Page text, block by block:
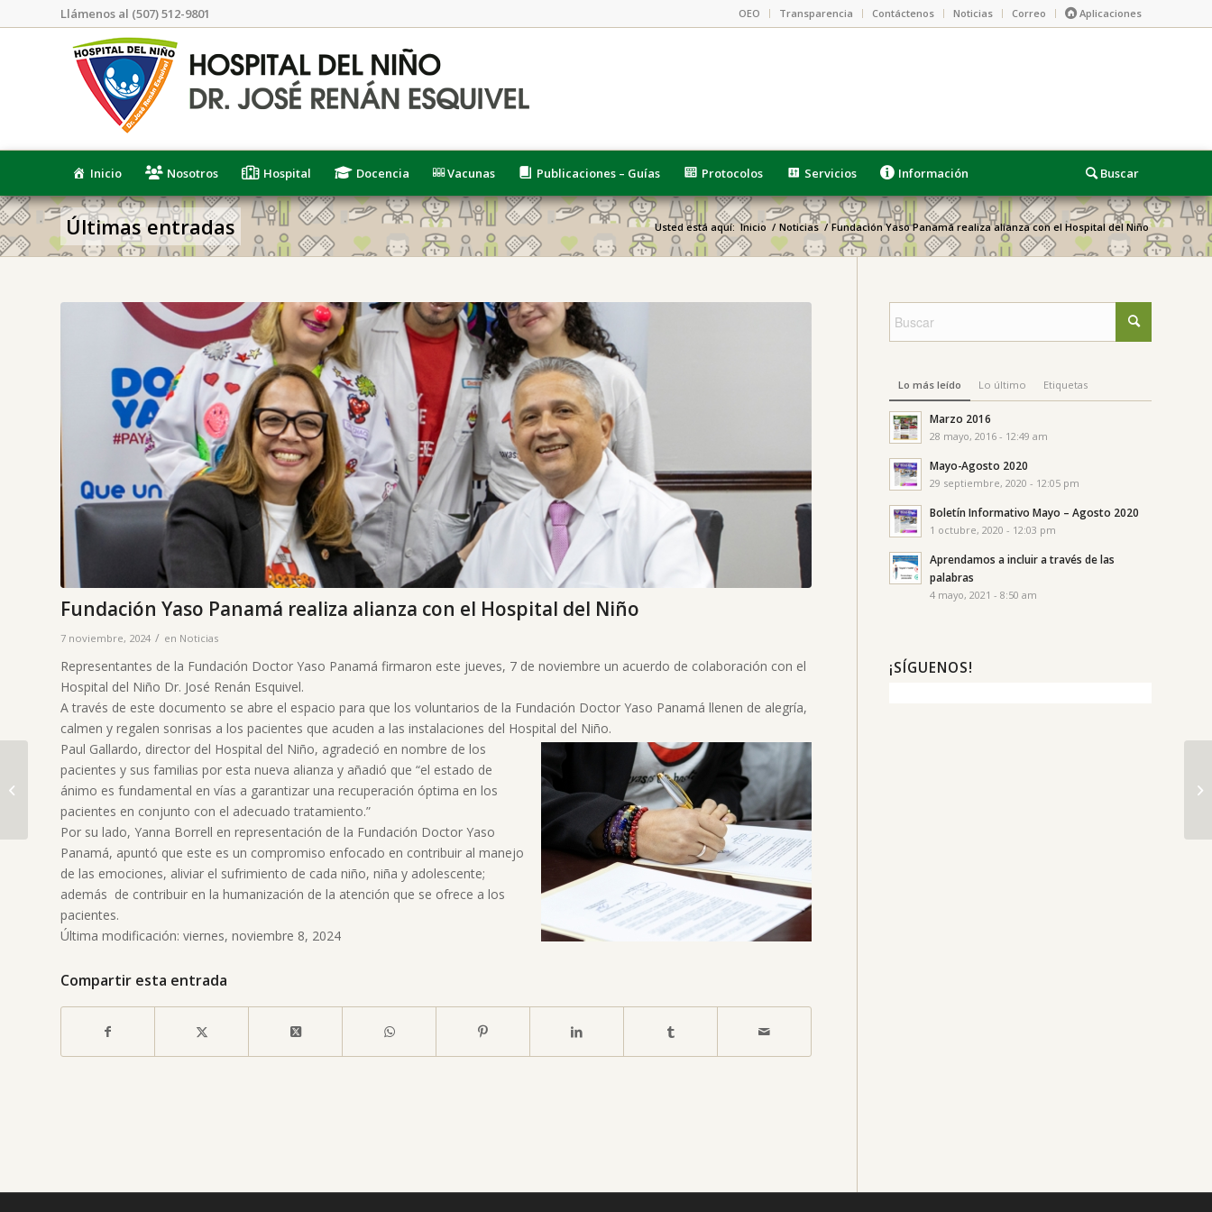
OEO Transparencia Contáctenos Noticias Correo Aplicaciones
Llámenos al (507) 512-9801
Inicio Nosotros Hospital Docencia Vacunas Publicaciones – Guías Protocolos Servicios Información
Últimas entradas Usted está aquí: Inicio / Noticias / Fundación Yaso Panamá realiza alianza con el Hospital del Niño
Fundación Yaso Panamá realiza alianza con el Hospital del Niño
7 noviembre, 2024 / en Noticias
Representantes de la Fundación Doctor Yaso Panamá firmaron este jueves, 7 de noviembre un acuerdo de colaboración con el
Hospital del Niño Dr. José Renán Esquivel.
A través de este documento se abre el espacio para que los voluntarios de la Fundación Doctor Yaso Panamá llenen de alegría,
calmen y regalen sonrisas a los pacientes que acuden a las instalaciones del Hospital del Niño.
Paul Gallardo, director del Hospital del Niño, agradeció en nombre de los
pacientes y sus familias por esta nueva alianza y añadió que “el estado de
ánimo es fundamental en vías a garantizar una recuperación óptima en los
pacientes en conjunto con el adecuado tratamiento.”
Por su lado, Yanna Borrell en representación de la Fundación Doctor Yaso
Panamá, apuntó que este es un compromiso enfocado en contribuir al manejo
de las emociones, aliviar el sufrimiento de cada niño, niña y adolescente;
además de contribuir en la humanización de la atención que se ofrece a los
pacientes.
Última modificación: viernes, noviembre 8, 2024
Compartir esta entrada
Lo más leído Lo último Etiquetas
Marzo 2016
28 mayo, 2016 - 12:49 am
Mayo-Agosto 2020
29 septiembre, 2020 - 12:05 pm
Boletín Informativo Mayo – Agosto 2020
1 octubre, 2020 - 12:03 pm
Aprendamos a incluir a través de las
palabras
4 mayo, 2021 - 8:50 am
¡SÍGUENOS!
cívico se recibe el ‘mes
de la patria’...